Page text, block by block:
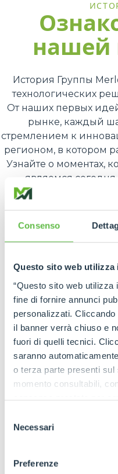
Consenso
Questo sito web utilizza
“Questo sito web
fine di fornire annunci
personalizzati.
il banner verrà chiuso e
fuori di quelli tecnici.
saranno
o terza parte presenti sul
momento consultabili,
consenso prestato per
ogni pagina, selezionare
dell'informativa
pagina. Per esercitare i
delNecessari
Preferenze
нашей
История Группы
технологических
От наших первых
рынке, каждый
стремлением к
регионом, в котором
Узнайте о моментах,
являемся
ПЕРЕЙТИ К